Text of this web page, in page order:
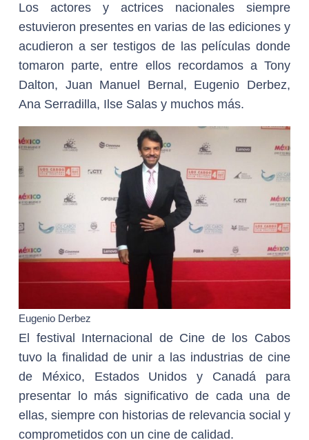
Los actores y actrices nacionales siempre
estuvieron presentes en varias de las ediciones y
acudieron a ser testigos de las películas donde
tomaron parte, entre ellos recordamos a Tony
Dalton, Juan Manuel Bernal, Eugenio Derbez,
Ana Serradilla, Ilse Salas y muchos más.
Eugenio Derbez
El festival Internacional de Cine de los Cabos
tuvo la finalidad de unir a las industrias de cine
de México, Estados Unidos y Canadá para
presentar lo más significativo de cada una de
ellas, siempre con historias de relevancia social y
comprometidos con un cine de calidad.